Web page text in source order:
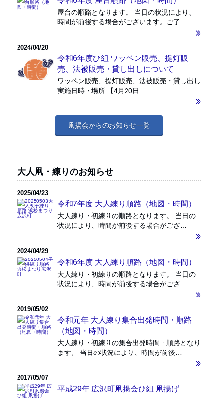
屋台の順路となります。 当日の状況により、
時間が前後する場合がございます。ご了…
2024/04/20
令和6年度ひ組 ワッペン販売、提灯販
売、法被販売・貸し出しについて
ワッペン販売、提灯販売、法被販売・貸し出し
実施日時・場所 【4月20日…
凧揚会からのお知らせ一覧
大人凧・練りのお知らせ
2025/04/23
令和7年度 大人練り順路（地図・時間）
大人練り・初練りの順路となります。 当日の
状況により、時間が前後する場合がござ…
2024/04/29
令和6年度 大人練り順路（地図・時間）
大人練り・初練りの順路となります。 当日の
状況により、時間が前後する場合がござ…
2019/05/02
令和元年 大人練り集合出発時間・順路
（地図・時間）
大人練り・初練りの集合出発時間・順路となり
ます。 当日の状況により、時間が前後…
2017/05/07
平成29年 広沢町凧揚会ひ組 凧揚げ